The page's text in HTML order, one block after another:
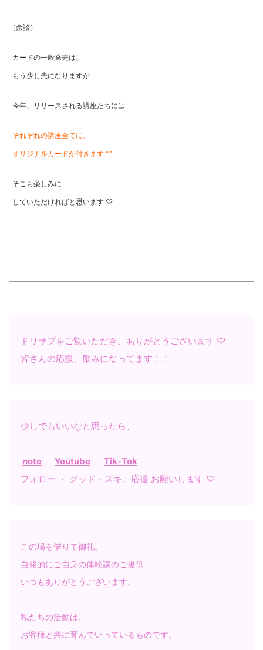
（余談）
カードの一般発売は、
もう少し先になりますが
今年、リリースされる講座たちには
それぞれの講座全てに、
オリジナルカードが付きます ^^
そこも楽しみに
していただければと思います ♡
ドリサプをご覧いただき、ありがとうございます ♡
皆さんの応援、励みになってます！！
少しでもいいなと思ったら、
note ｜ Youtube ｜ Tik-Tok
フォロー ・ グッド・スキ、応援 お願いします ♡
この場を借りて御礼。
自発的にご自身の体験談のご提供、
いつもありがとうございます。
私たちの活動は、
お客様と共に育んでいっているものです。